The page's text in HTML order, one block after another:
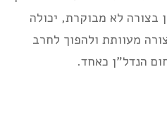
בצורה לא מבוקרת, יכולה
מעוותת ולהפוך לחרב
הנדל”ן כאחד.